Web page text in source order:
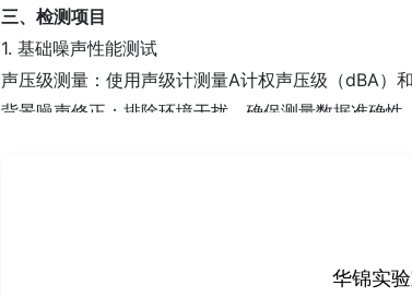
三、检测项目‌
1. 基础噪声性能测试‌
声压级测量‌：使用声级计测量A计权声压级（dBA）
背景噪声修正‌：排除环境干扰，确保测量数据准确性
频谱分析‌：通过频谱分析仪检测噪声频率分布，识
噪声源定位‌：利用声学相机或多点传声器阵列定位
噪声暴露评估‌：计算连续等效声级（Leq）和峰值
华锦实